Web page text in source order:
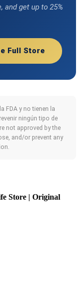
and get up to 25%
Full Store
FDA y no tienen la
ningún tipo de
not approved by the
and/or prevent any
Store | Original